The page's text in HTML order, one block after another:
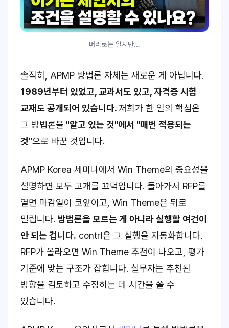
머리로는 알지만...
솔직히, APMP 방법론 자체는 새로운 게 아닙니다.
1989년부터 있었고, 교과서도 있고, 자격증 시험
교재도 공개되어 있습니다.저희가 한 일의 핵심은
그 방법론을 "알고 있는 것"에서 "매번 적용되는
것"으로 바꾼 것입니다.
APMP Korea 세미나에서 Win Theme의 중요성을
설명하면 모두 고개를 끄덕입니다. 돌아가서 RFP를
열면 마감일이 코앞이고, Win Theme은 뒤로
밀립니다. 방법론을 모르는 게 아니라 실행할 여건이
안 되는 겁니다. contrl은 그 실행을 자동화합니다.
RFP가 올라오면 Win Theme 추천이 나오고, 평가
기준에 맞는 구조가 잡힙니다. 실무자는 추천된
방향을 검토하고 수정하는 데 시간을 쓸 수
있습니다.